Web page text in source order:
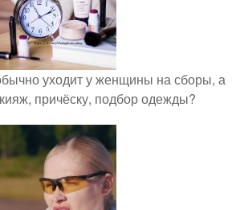
уходит у женщины на сборы, а
причёску, подбор одежды?